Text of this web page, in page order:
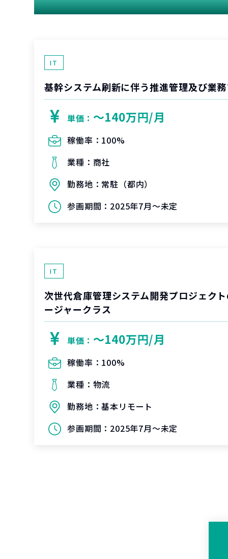
IT
基幹システム刷新に伴う推進管理及び業
単価： 〜140万円/月
稼働率： 100%
業種： 商社
勤務地： 常駐（都内）
参画期間： 2025年7月～未定
IT
次世代倉庫管理システム開発プロジェク
ージャークラス
単価： 〜140万円/月
稼働率： 100%
業種： 物流
勤務地：基本リモート
参画期間： 2025年7月～未定